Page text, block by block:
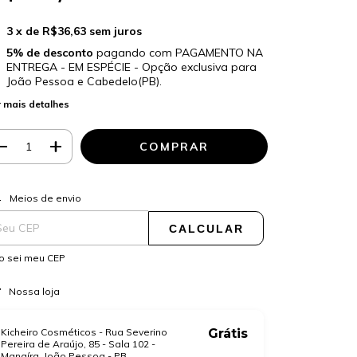
3 x de R$36,63 sem juros
5% de desconto pagando com PAGAMENTO NA
ENTREGA - EM ESPÉCIE - Opção exclusiva para
João Pessoa e Cabedelo(PB).
mais detalhes
para o CEP:
Meios de envio
CALCULAR
sei meu CEP
Nossa loja
Kicheiro Cosméticos - Rua Severino
Pereira de Araújo, 85 - Sala 102 -
Grátis